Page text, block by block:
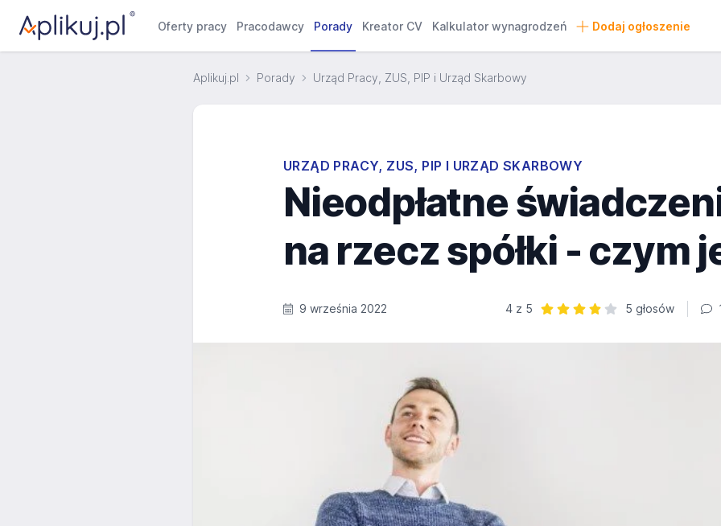
Oferty pracy Pracodawcy Porady Kreator CV Kalkulator wynagrodzeń Dodaj ogłoszenie
Aplikuj.pl Porady Urząd Pracy, ZUS, PIP i Urząd Skarbowy
URZĄD PRACY, ZUS, PIP I URZĄD SKARBOWY
Nieodpłatne
na rzecz spółki - czym
9 września 2022
4 z 5
5 głosów